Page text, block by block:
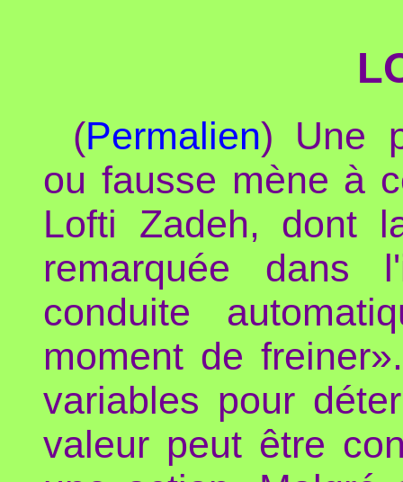
(Permalien) Une
ou fausse mène à
Lofti Zadeh, dont
remarquée dans
conduite
moment de
variables pour
valeur peut être